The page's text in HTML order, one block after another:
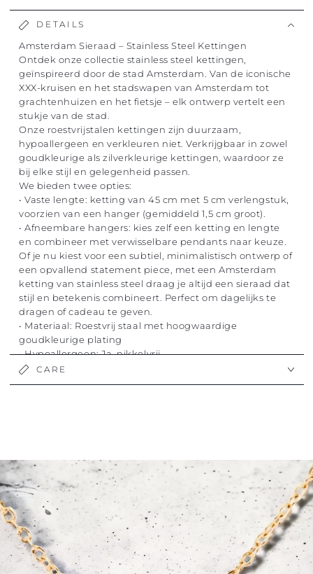
DETAILS
Amsterdam Sieraad – Stainless Steel Kettingen
Ontdek onze collectie stainless steel kettingen,
geïnspireerd door de stad Amsterdam. Van de iconische
XXX-kruisen en het stadswapen van Amsterdam tot
grachtenhuizen en het fietsje – elk ontwerp vertelt een
stukje van de stad.
Onze roestvrijstalen kettingen zijn duurzaam,
hypoallergeen en verkleuren niet. Verkrijgbaar in zowel
goudkleurige als zilverkleurige kettingen, waardoor ze
bij elke stijl en gelegenheid passen.
We bieden twee opties:
• Vaste lengte: ketting van 45 cm met 5 cm verlengstuk,
voorzien van een hanger (gemiddeld 1,5 cm groot).
• Afneembare hangers: kies zelf een ketting en lengte
en combineer met verwisselbare pendants naar keuze.
Of je nu kiest voor een subtiel, minimalistisch ontwerp of
een opvallend statement piece, met een Amsterdam
ketting van stainless steel draag je altijd een sieraad dat
stijl en betekenis combineert. Perfect om dagelijks te
dragen of cadeau te geven.
• Materiaal: Roestvrij staal met hoogwaardige
goudkleurige plating
• Hypoallergeen: Ja, nikkelvrij
• Kleur: Goud/zilver
• Lengte:
CARE